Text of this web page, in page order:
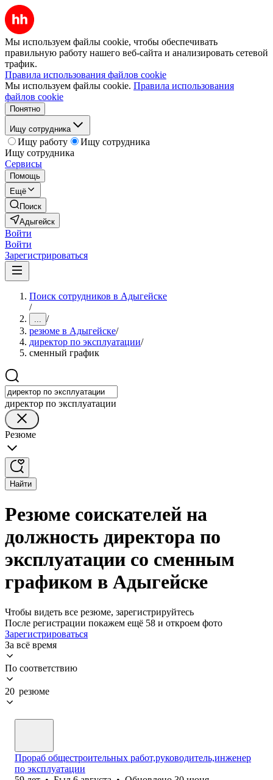
Мы используем файлы cookie, чтобы обеспечивать
правильную работу нашего веб-сайта и анализировать сетевой
трафик.
Правила использования файлов cookie
Мы используем файлы cookie. Правила использования
файлов cookie
Понятно
Ищу сотрудника
Ищу работу
Ищу сотрудника
Ищу сотрудника
Сервисы
Помощь
Ещё
Поиск
Адыгейск
Войти
Войти
Зарегистрироваться
Поиск сотрудников в Адыгейске
/
... /
резюме в Адыгейске/
директор по эксплуатации/
сменный график
директор по эксплуатации
Резюме
Найти
Резюме соискателей на
должность директора по
эксплуатации со сменным
графиком в Адыгейске
Чтобы видеть все резюме, зарегистрируйтесь
После регистрации покажем ещё 58 и откроем фото
Зарегистрироваться
За всё время
По соответствию
20 резюме
Прораб общестроительных работ,руководитель,инженер
по эксплуатации